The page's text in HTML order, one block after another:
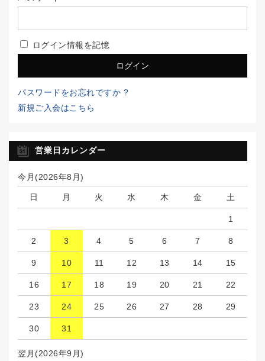
ログイン情報を記憶
パスワードをお忘れですか ?
新規ご入会はこちら
営業日カレンダー
今月(2026年8月)
日 月 火 水 木 金 土
1
2 3 4 5 6 7 8
9 10 11 12 13 14 15
16 17 18 19 20 21 22
23 24 25 26 27 28 29
30 31
翌月(2026年9月)